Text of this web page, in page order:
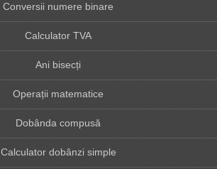
Conversii numere binare
Calculator TVA
Ani bisecți
Operații matematice
Dobânda compusă
Calculator dobânzi simple